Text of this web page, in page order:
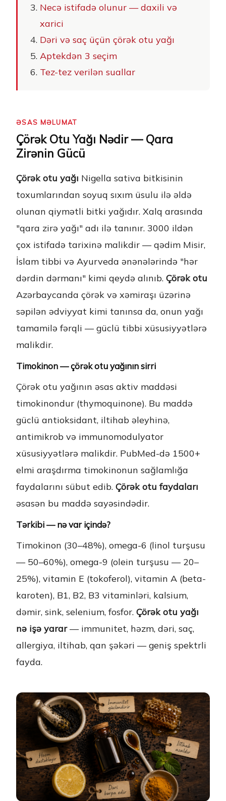
Necə istifadə olunur — daxili və
xarici
Dəri və saç üçün çörək otu yağı
Aptekdən 3 seçim
Tez-tez verilən suallar
ƏSAS MƏLUMAT
Çörək Otu Yağı Nədir — Qara
Zirənin Gücü
Çörək otu yağı Nigella sativa bitkisinin
toxumlarından soyuq sıxım üsulu ilə əldə
olunan qiymətli bitki yağıdır. Xalq arasında
"qara zirə yağı" adı ilə tanınır. 3000 ildən
çox istifadə tarixinə malikdir — qədim Misir,
İslam tibbi və Ayurveda ənənələrində "hər
dərdin dərmanı" kimi qeydə alınıb. Çörək otu
Azərbaycanda çörək və xəmiraşı üzərinə
səpilən ədviyyat kimi tanınsa da, onun yağı
tamamilə fərqli — güclü tibbi xüsusiyyətlərə
malikdir.
Timokinon — çörək otu yağının sirri
Çörək otu yağının əsas aktiv maddəsi
timokinondur (thymoquinone). Bu maddə
güclü antioksidant, iltihab əleyhinə,
antimikrob və immunomodulyator
xüsusiyyətlərə malikdir. PubMed-də 1500+
elmi araşdırma timokinonun sağlamlığa
faydalarını sübut edib. Çörək otu faydaları
əsasən bu maddə sayəsindədir.
Tərkibi — nə var içində?
Timokinon (30–48%), omega-6 (linol turşusu
— 50–60%), omega-9 (olein turşusu — 20–
25%), vitamin E (tokoferol), vitamin A (beta-
karoten), B1, B2, B3 vitaminləri, kalsium,
dəmir, sink, selenium, fosfor. Çörək otu yağı
nə işə yarar— immunitet, həzm, dəri, saç,
allergiya, iltihab, qan şəkəri — geniş spektrli
fayda.